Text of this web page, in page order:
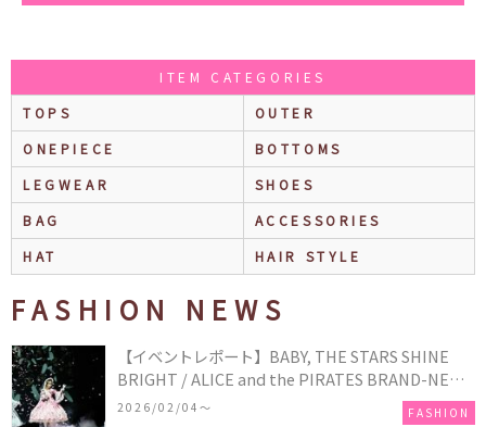
ITEM CATEGORIES
TOPS
OUTER
ONEPIECE
BOTTOMS
LEGWEAR
SHOES
BAG
ACCESSORIES
HAT
HAIR STYLE
FASHION NEWS
【イベントレポート】BABY, THE STARS SHINE
BRIGHT / ALICE and the PIRATES BRAND-NEW
COLLECTION in TOKYO
2026/02/04〜 FASHION